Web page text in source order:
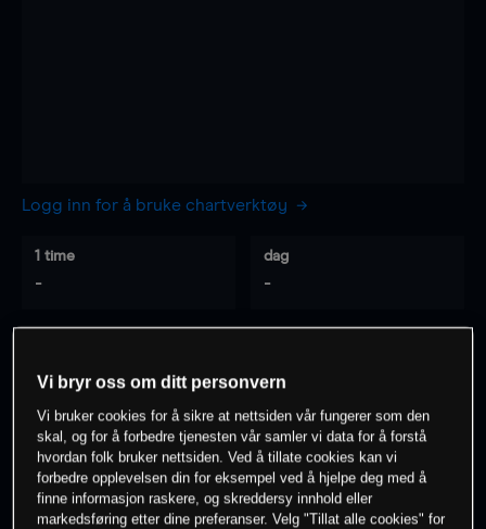
Logg inn for å bruke chartverktøy
1 time
-
dag
-
- -
0% av kunder erpå dette instrumentet
Vi bryr oss om ditt personvern
Vi bruker cookies for å sikre at nettsiden vår fungerer som den
skal, og for å forbedre tjenesten vår samler vi data for å forstå
hvordan folk bruker nettsiden. Ved å tillate cookies kan vi
forbedre opplevelsen din for eksempel ved å hjelpe deg med å
finne informasjon raskere, og skreddersy innhold eller
markedsføring etter dine preferanser. Velg "Tillat alle cookies" for